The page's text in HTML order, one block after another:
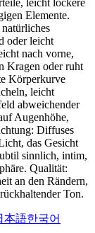
leicht lockere
Elemente.
oder leicht
nach vorne,
Kragen oder ruht
Körperkurve
leicht
abweichender
Augenhöhe,
Diffuses
das Gesicht
sinnlich, intim,
Qualität:
an den Rändern,
Ton.
本語한국어